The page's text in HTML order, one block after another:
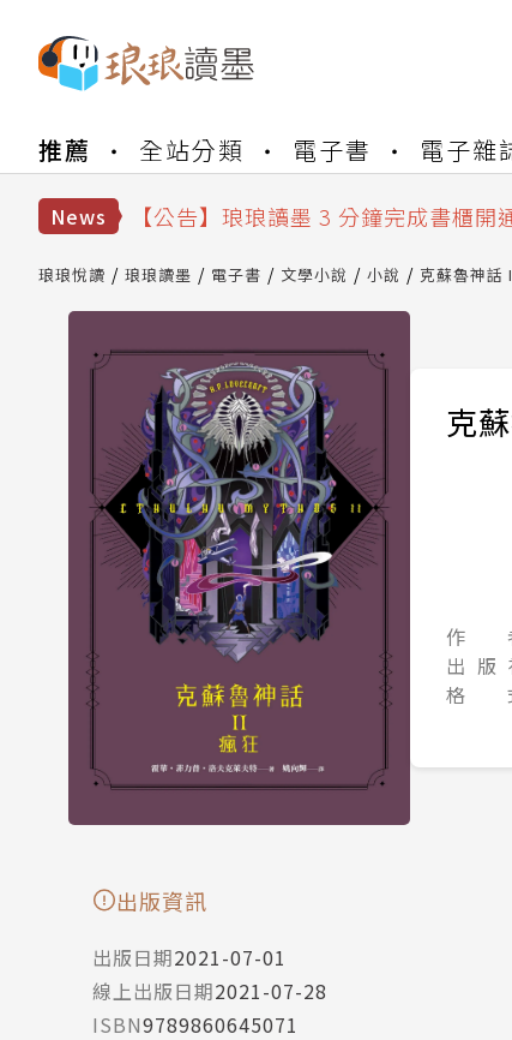
推薦 全站分類 電子書 電子雜
News
【公告】琅琅讀墨數位閱讀資產合併
【公告】琅琅讀墨 3 分鐘完成書櫃
【公告】琅琅讀墨數位閱讀資產合併
琅琅悅讀 琅琅讀墨 電子書 文學小說 小說 克蘇魯神話
克
作
出 版
格
出版資訊
出版日期2021-07-01
線上出版日期2021-07-28
ISBN9789860645071